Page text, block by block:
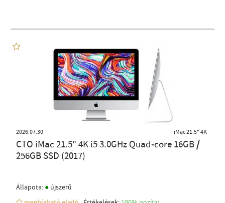
2026.07.30 iMac 21.5" 4K
CTO iMac 21.5" 4K i5 3.0GHz Quad-core 16GB /
256GB SSD (2017)
Állapota: ● újszerű